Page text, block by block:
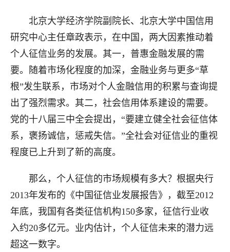
北京大学经济学院副院长、北京大学中国信用
研究中心主任章政表示，在中国，两大因素推动着
个人征信业务的发展。其一，普惠金融发展的需
要。随着市场化程度的加深，金融业务与更多“草
根”发生联系，市场对个人金融信用的积累与查询提
出了强烈需求。其二，社会信用体系建设的需要。
党的十八届三中全会提出，“要建立健全社会征信体
系，褒扬诚信，惩戒失信。”全社会对征信业的重视
程度已上升到了新的高度。
那么，个人征信的市场规模有多大？根据央行
2013年发布的《中国征信业发展报告》，截至2012
年底，我国有各类征信机构150多家，征信行业收
入约20多亿元。业内估计，个人征信未来的潜力远
超这一数字。